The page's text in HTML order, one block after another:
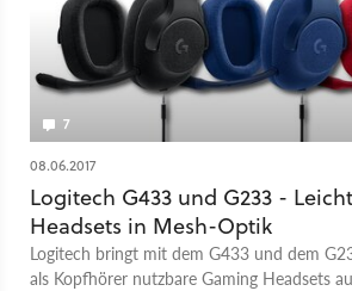
7
08.06.2017
Logitech G433 und G233 -
Headsets in Mesh-Optik
Logitech bringt mit dem G433 und dem
als Kopfhörer nutzbare Gaming Headsets